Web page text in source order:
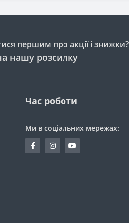
першим про акції і знижки?
нашу розсилку
Час роботи
Ми в соціальних мережах: